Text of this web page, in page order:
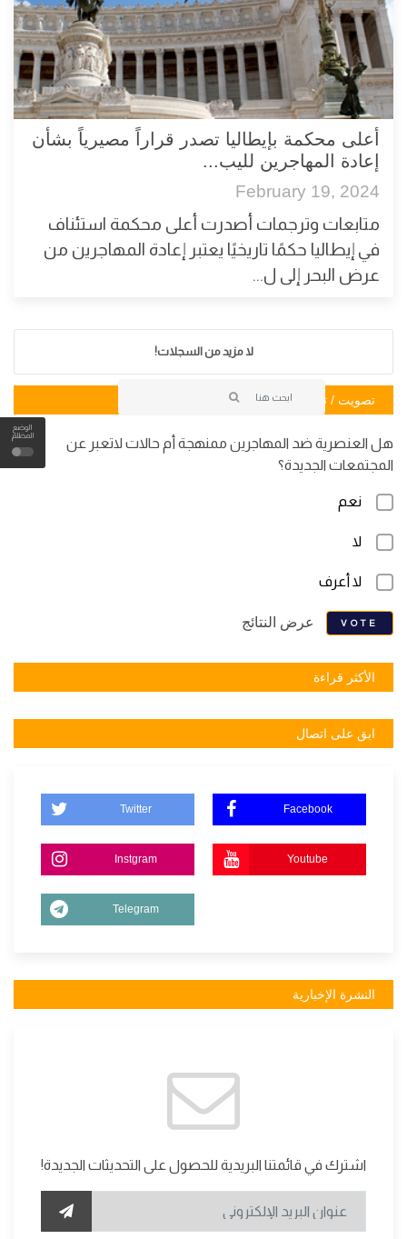
الوضع
المظلم
أعلى محكمة بإيطاليا تصدر قراراً مصيرياً بشأن
إعادة المهاجرين لليب...
February 19, 2024
متابعات وترجمات أصدرت أعلى محكمة استئناف
في إيطاليا حكمًا تاريخيًا يعتبر إعادة المهاجرين من
عرض البحر إلى ل...
لا مزيد من السجلات!
تصويت / تصويت
هل العنصرية ضد المهاجرين ممنهجة أم حالات لاتعبر عن
المجتمعات الجديدة؟
نعم
لا
لا أعرف
VOTE عرض النتائج
الأكثر قراءة
ابق على اتصال
Twitter Facebook
Instgram Youtube
Telegram
النشرة الإخبارية
اشترك في قائمتنا البريدية للحصول على التحديثات الجديدة!